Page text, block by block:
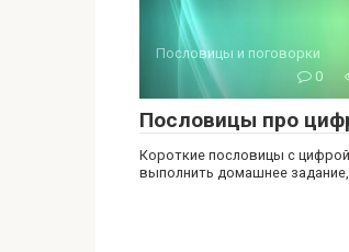
Пословицы и поговорки
0
Пословицы про
Короткие пословицы с
выполнить домашнее